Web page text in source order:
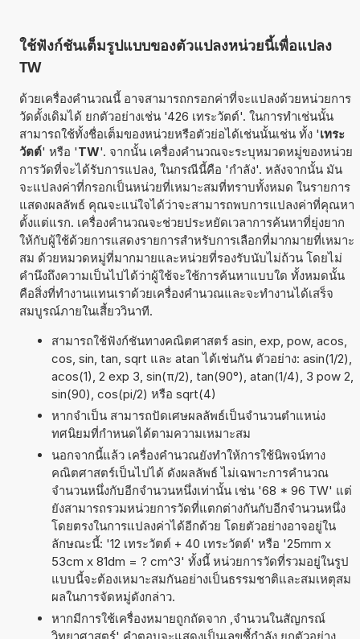
ใช้ฟังก์ชันเต็มรูปแบบของตัวแปลงหน่วยนี้เพื่อแปลง
TW
ด้วยเครื่องคำนวณนี้ อาจสามารถกรอกค่าที่จะแปลงด้วยหน่วยการ
วัดดั้งเดิมได้ ยกตัวอย่างเช่น '426 เทระวัตต์'. ในการทำเช่นนั้น
สามารถใช้ทั้งชื่อเต็มของหน่วยหรือตัวย่อได้เช่นนั้นเช่น ทั้ง 'เทระ
วัตต์' หรือ 'TW'. จากนั้น เครื่องคำนวณจะระบุหมวดหมู่ของหน่วย
การวัดที่จะได้รับการแปลง, ในกรณีนี้คือ 'กำลัง'. หลังจากนั้น มัน
จะแปลงค่าที่กรอกเป็นหน่วยที่เหมาะสมที่ทราบทั้งหมด ในรายการ
แสดงผลลัพธ์ คุณจะแน่ใจได้ว่าจะสามารถพบการแปลงค่าที่คุณหา
ตั้งแต่แรก. เครื่องคำนวณจะช่วยประหยัดเวลาการค้นหาที่ยุ่งยาก
ให้กับผู้ใช้ด้วยการแสดงรายการสำหรับการเลือกที่มากมายที่เหมาะ
สม ด้วยหมวดหมู่ที่มากมายและหน่วยที่รองรับนับไม่ถ้วน โดยไม่
คำนึงถึงความเป็นไปได้ว่าผู้ใช้จะใช้การค้นหาแบบใด ทั้งหมดนั้น
คือสิ่งที่ทำงานแทนเราด้วยเครื่องคำนวณและจะทำงานได้เสร็จ
สมบูรณ์ภายในเสี้ยววินาที.
สามารถใช้ฟังก์ชันทางคณิตศาสตร์ asin, exp, pow, acos,
cos, sin, tan, sqrt และ atan ได้เช่นกัน ตัวอย่าง: asin(1/2),
acos(1), 2 exp 3, sin(π/2), tan(90°), atan(1/4), 3 pow 2,
sin(90), cos(pi/2) หรือ sqrt(4)
หากจำเป็น สามารถปัดเศษผลลัพธ์เป็นจำนวนตำแหน่ง
ทศนิยมที่กำหนดได้ตามความเหมาะสม
นอกจากนี้แล้ว เครื่องคำนวณยังทำให้การใช้นิพจน์ทาง
คณิตศาสตร์เป็นไปได้ ดังผลลัพธ์ ไม่เฉพาะการคำนวณ
จำนวนหนึ่งกับอีกจำนวนหนึ่งเท่านั้น เช่น '68 * 96 TW' แต่
ยังสามารถรวมหน่วยการวัดที่แตกต่างกันกับอีกจำนวนหนึ่ง
โดยตรงในการแปลงค่าได้อีกด้วย โดยตัวอย่างอาจอยู่ใน
ลักษณะนี้: '12 เทระวัตต์ + 40 เทระวัตต์' หรือ '25mm x
53cm x 81dm = ? cm^3' ทั้งนี้ หน่วยการวัดที่รวมอยู่ในรูป
แบบนี้จะต้องเหมาะสมกันอย่างเป็นธรรมชาติและสมเหตุสม
ผลในการจัดหมู่ดังกล่าว.
หากมีการใช้เครื่องหมายถูกถัดจาก ,จำนวนในสัญกรณ์
วิทยาศาสตร์' คำตอบจะแสดงเป็นเลขชี้กำลัง ยกตัวอย่าง